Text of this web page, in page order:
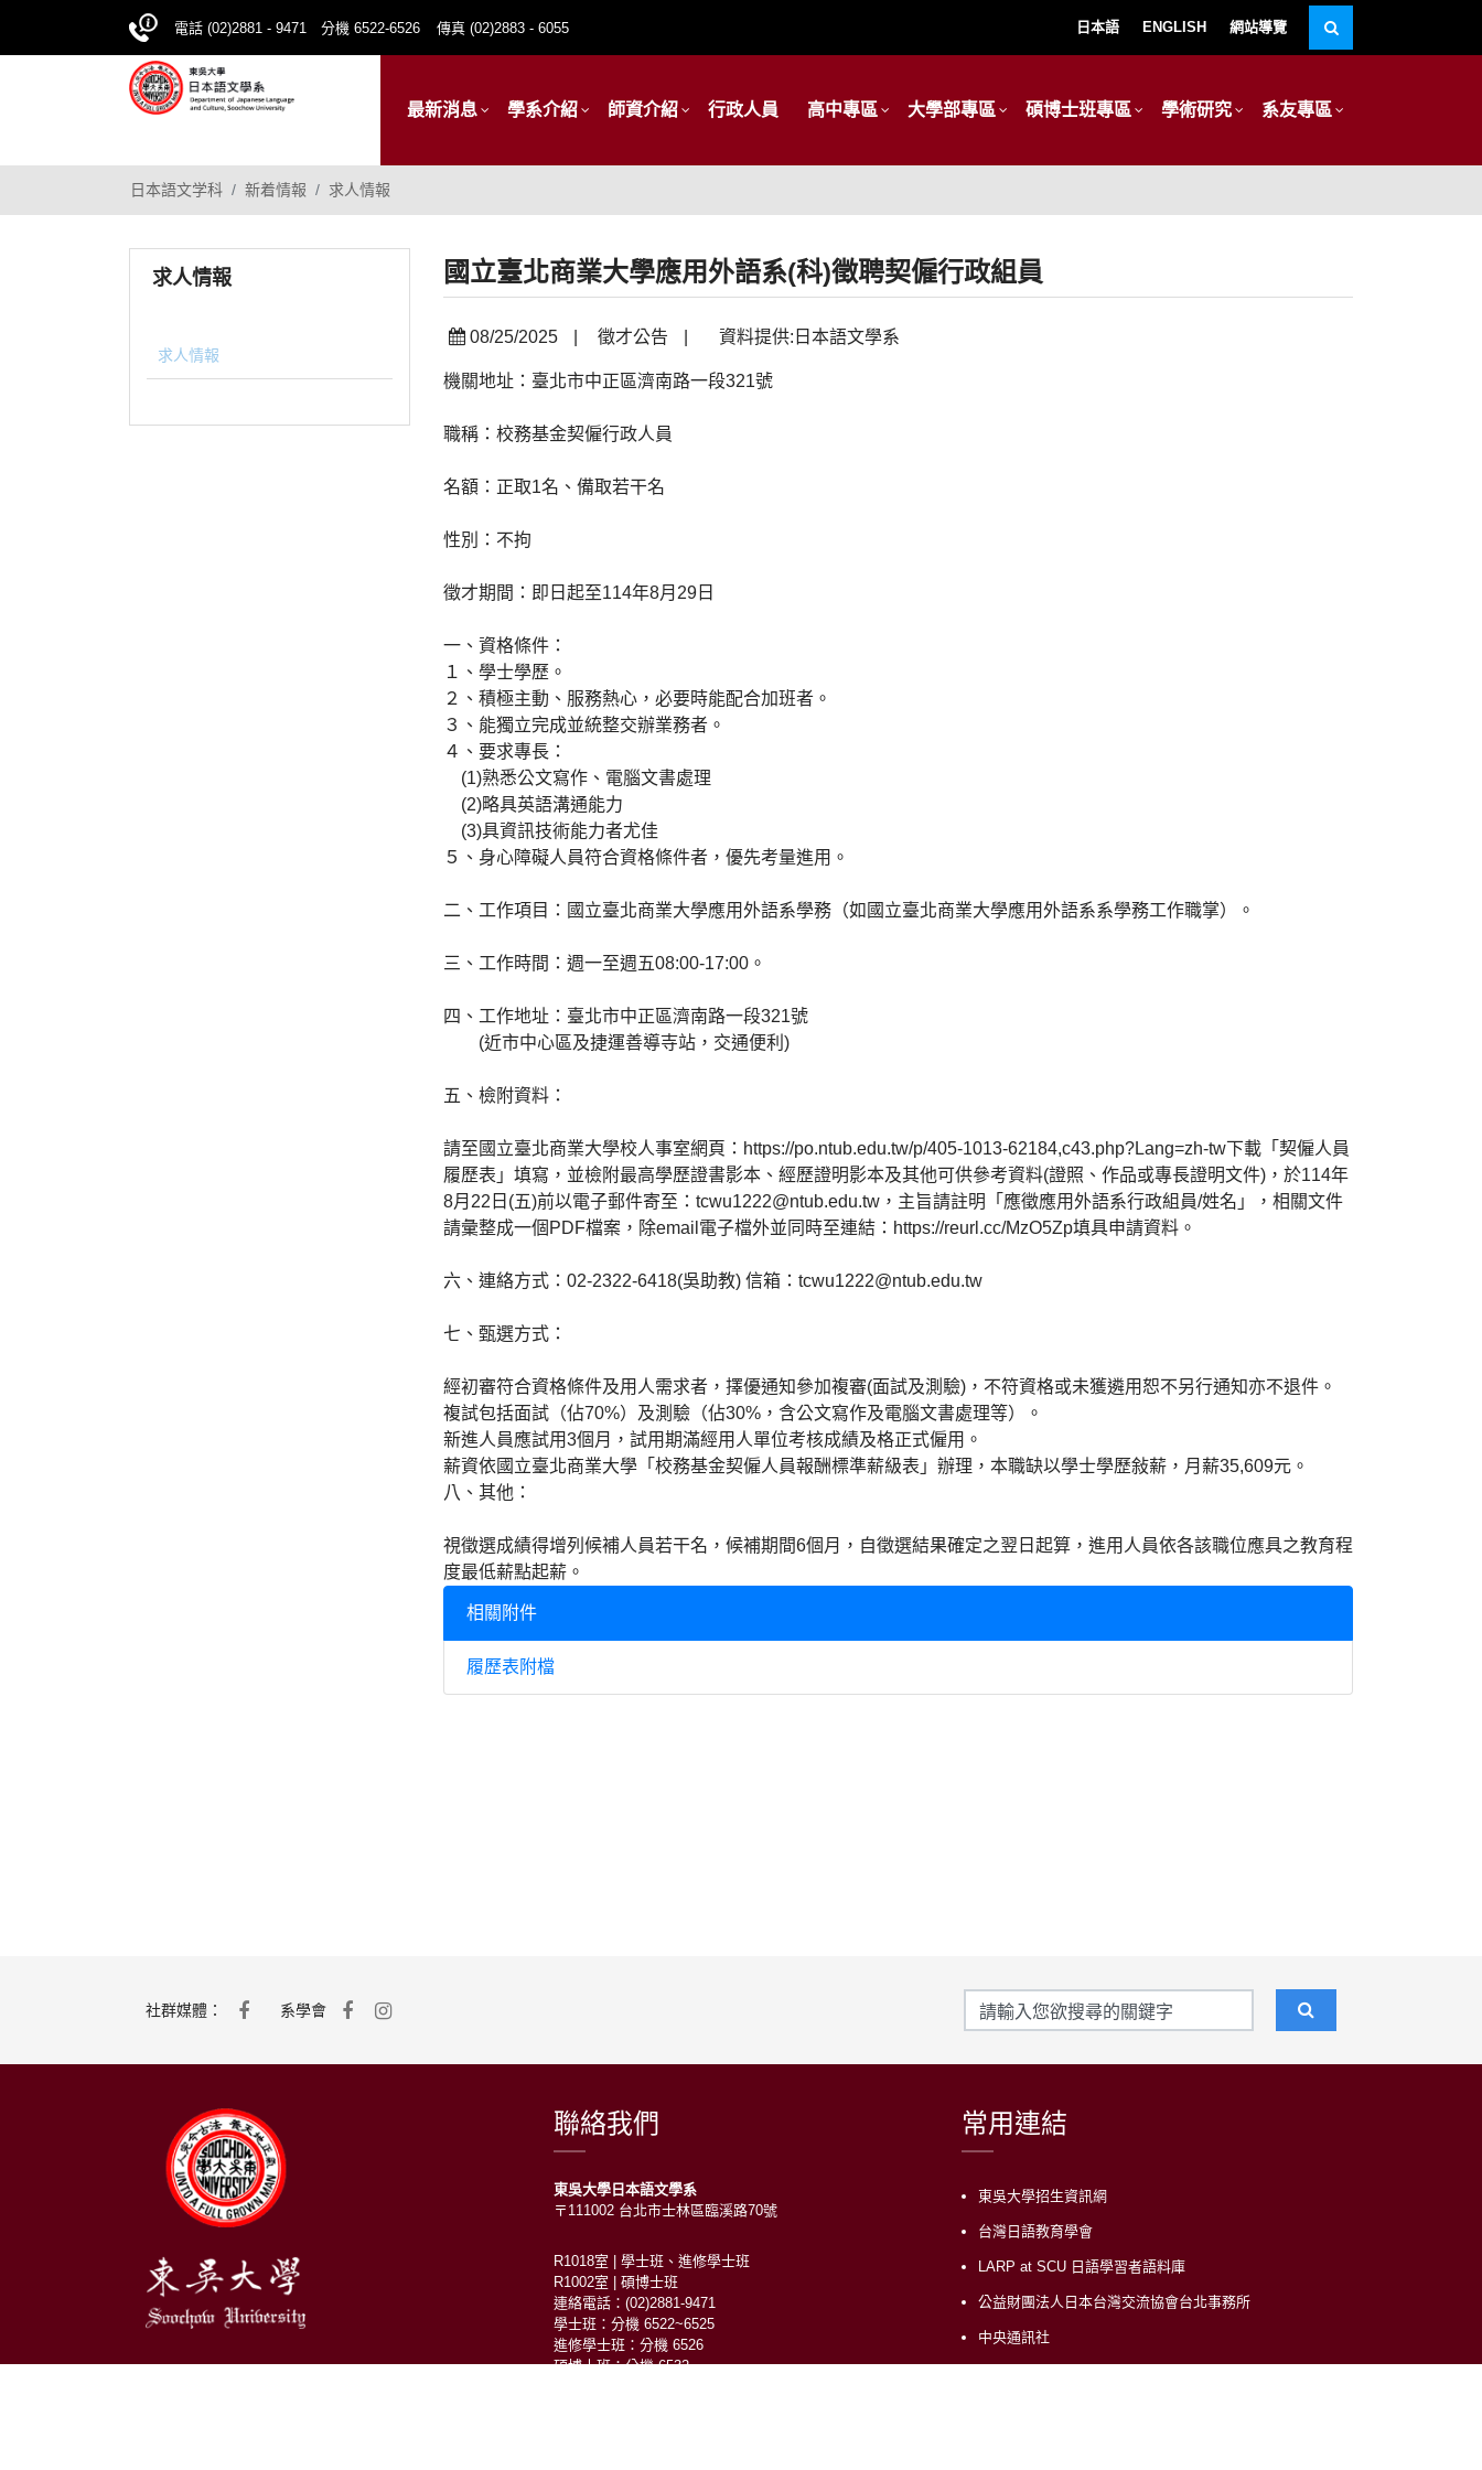
電話 (02)2881 - 9471 分機 6522-6526 傳真 (02)2883 - 6055 日本語 ENGLISH 網站導覽
最新消息 學系介紹 師資介紹 行政人員 高中專區 大學部專區 碩博士班專區 學術研究 系友專區
日本語文学科 新着情報 求人情報
求人情報
求人情報
國立臺北商業大學應用外語系(科)徵聘契僱行政組員
08/25/2025 徵才公告 資料提供:日本語文學系
機關地址：臺北市中正區濟南路一段321號
職稱：校務基金契僱行政人員
名額：正取1名、備取若干名
性別：不拘
徵才期間：即日起至114年8月29日
一、資格條件：
１、學士學歷。
２、積極主動、服務熱心，必要時能配合加班者。
３、能獨立完成並統整交辦業務者。
４、要求專長：
(1)熟悉公文寫作、電腦文書處理
(2)略具英語溝通能力
(3)具資訊技術能力者尤佳
５、身心障礙人員符合資格條件者，優先考量進用。
二、工作項目：國立臺北商業大學應用外語系學務（如國立臺北商業大學應用外語系系學務工作職掌）。
三、工作時間：週一至週五08:00-17:00。
四、工作地址：臺北市中正區濟南路一段321號
(近市中心區及捷運善導寺站，交通便利)
五、檢附資料：
請至國立臺北商業大學校人事室網頁：https://po.ntub.edu.tw/p/405-1013-62184,c43.php?Lang=zh-tw下載「契僱人員
履歷表」填寫，並檢附最高學歷證書影本、經歷證明影本及其他可供參考資料(證照、作品或專長證明文件)，於114年
8月22日(五)前以電子郵件寄至：tcwu1222@ntub.edu.tw，主旨請註明「應徵應用外語系行政組員/姓名」，相關文件
請彙整成一個PDF檔案，除email電子檔外並同時至連結：https://reurl.cc/MzO5Zp填具申請資料。
六、連絡方式：02-2322-6418(吳助教) 信箱：tcwu1222@ntub.edu.tw
七、甄選方式：
經初審符合資格條件及用人需求者，擇優通知參加複審(面試及測驗)，不符資格或未獲遴用恕不另行通知亦不退件。
複試包括面試（佔70%）及測驗（佔30%，含公文寫作及電腦文書處理等）。
新進人員應試用3個月，試用期滿經用人單位考核成績及格正式僱用。
薪資依國立臺北商業大學「校務基金契僱人員報酬標準薪級表」辦理，本職缺以學士學歷敍薪，月薪35,609元。
八、其他：
視徵選成績得增列候補人員若干名，候補期間6個月，自徵選結果確定之翌日起算，進用人員依各該職位應具之教育程
度最低薪點起薪。
相關附件
履歷表附檔
社群媒體： 系學會
聯絡我們
東吳大學日本語文學系
〒111002 台北市士林區臨溪路70號
R1018室 | 學士班、進修學士班
R1002室 | 碩博士班
連絡電話：(02)2881-9471
學士班：分機 6522~6525
進修學士班：分機 6526
碩博士班：分機 6532
常用連結
東吳大學招生資訊網
台灣日語教育學會
LARP at SCU 日語學習者語料庫
公益財團法人日本台灣交流協會台北事務所
中央通訊社